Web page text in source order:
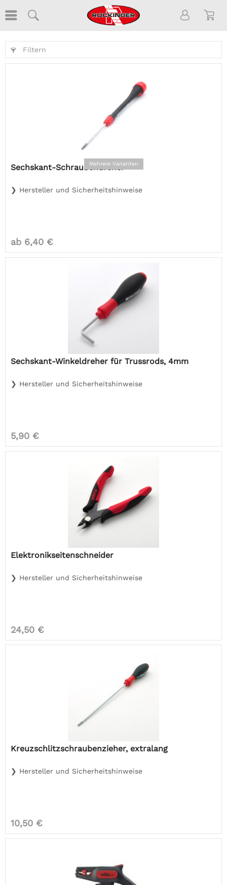
Filtern
Mehrere Varianten
Sechskant-Schraubendreher
❯ Hersteller und Sicherheitshinweise
ab 6,40 €
Sechskant-Winkeldreher für Trussrods, 4mm
❯ Hersteller und Sicherheitshinweise
5,90 €
Elektronikseitenschneider
❯ Hersteller und Sicherheitshinweise
24,50 €
Kreuzschlitzschraubenzieher, extralang
❯ Hersteller und Sicherheitshinweise
10,50 €